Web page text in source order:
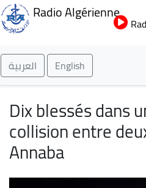
au
Radio Algérienne
العربية English
Dix blessés dans
collision entre
Annaba